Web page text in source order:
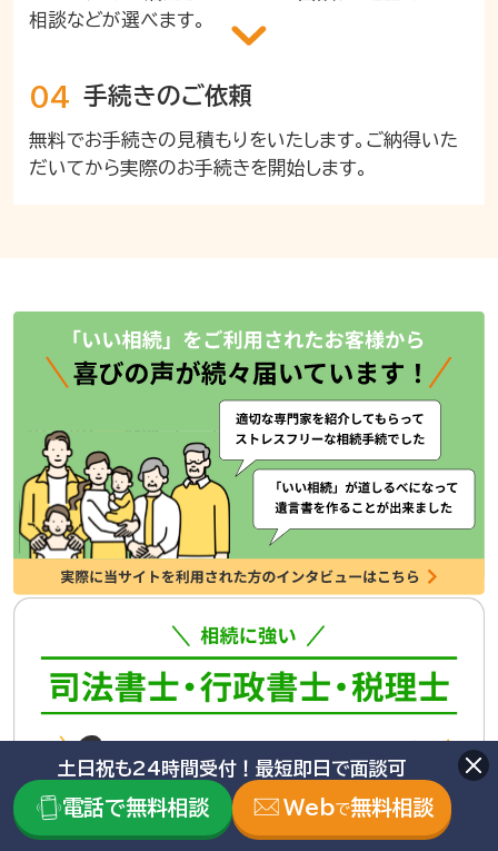
相談などが選べます。
04 手続きのご依頼
無料でお手続きの見積もりをいたします。ご納得いた
だいてから実際のお手続きを開始します。
土日祝も24時間受付！最短即日で面談可
電話で無料相談 Webで無料相談